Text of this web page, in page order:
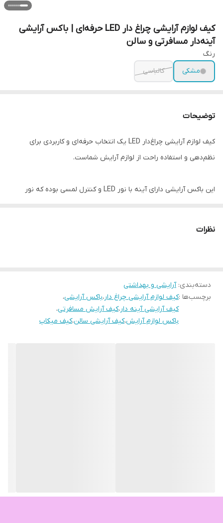
کیف لوازم آرایشی چراغ دار LED حرفه‌ای | باکس آرایشی
آینه‌دار مسافرتی و سالن
رنگ
مشکی
کالباسی
توضیحات
کیف لوازم آرایشی چراغ‌دار LED یک انتخاب حرفه‌ای و کاربردی برای
نظم‌دهی و استفاده راحت از لوازم آرایش شماست.
این باکس آرایشی دارای آینه با نور LED و کنترل لمسی بوده که نور
✔ طراحی قابل حمل و سبک
✔ محفظه‌بندی قابل تنظیم
✔ مناسب استفاده شخصی و حرفه‌ای
نظرات
دسته‌بندی:آرایشی و بهداشتی
برچسب‌ها :کیف لوازم آرایشی چراغ دار،باکس آرایشی،
کیف آرایشی آینه دار،کیف آرایش مسافرتی،
باکس لوازم آرایش،کیف آرایشی سالن،کیف میکاپ